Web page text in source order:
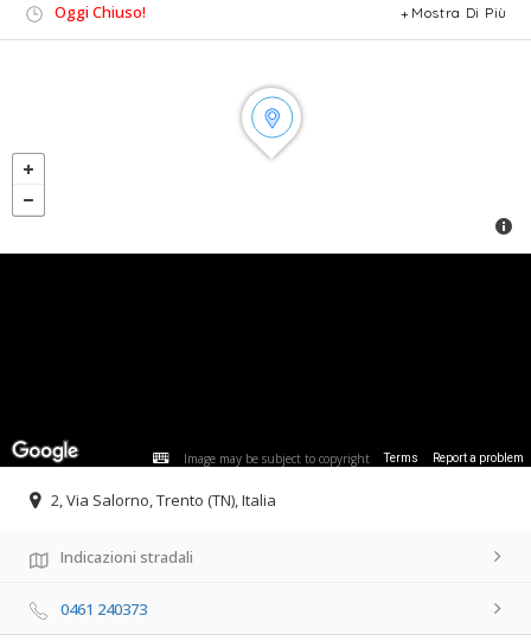
Oggi Chiuso! Mostra Di Più
Image may be subject to copyright Terms Report a problem
2, Via Salorno, Trento (TN), Italia
Indicazioni stradali
0461 240373